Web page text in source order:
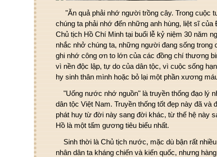
"Ăn quả phải nhớ người trồng cây. Trong cuộc
chúng ta phải nhớ đến những anh hùng, liệt sĩ của
Chủ tịch Hồ Chí Minh tại buổi lễ kỷ niệm 30 năm
nhắc nhở chúng ta, những người đang sống trong
ghi nhớ công ơn to lớn của các đồng chí thương
vì nền độc lập, tự do của dân tộc, vì cuộc sống
hy sinh thân mình hoặc bỏ lại một phần xương
"Uống nước nhớ nguồn" là truyền thống đạo lý
dân tộc Việt Nam. Truyền thống tốt đẹp này đã và
phát huy từ đời này sang đời khác, từ thế hệ này
Hồ là một tấm gương tiêu biểu nhất.
Sinh thời là Chủ tịch nước, mặc dù bận rất
nhân dân ta kháng chiến và kiến quốc, nhưng